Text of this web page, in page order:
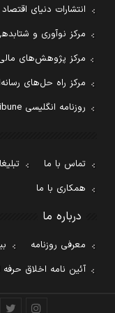
انتشارات دنیای اقتصاد
مرکز نوآوری و
مرکز پژوهش‌های
مرکز راه حل‌های
روزنامه انگلیسی Financial Tribune
تماس با ما
همکاری با ما
درباره ما
معرفی روزنامه
آئین نامه اخلاق حرفه